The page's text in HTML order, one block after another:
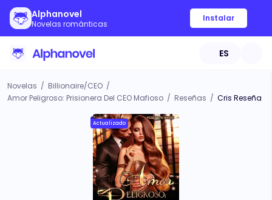
Alphanovel
Novelas románticas
Instalar
ES
Novelas / Billionaire/CEO /
Amor Peligroso: Prisionera Del CEO Mafioso / Reseñas / Cris Reseña
Actualizado